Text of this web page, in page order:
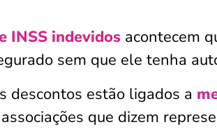
INSS indevidos acontecem
sem que ele tenha
descontos estão ligados a
que dizem